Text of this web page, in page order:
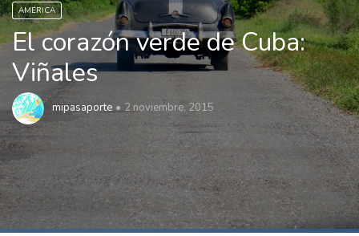
AMÉRICA
El corazón verde de Cuba:
Viñales
mipasaporte 2 noviembre, 2015